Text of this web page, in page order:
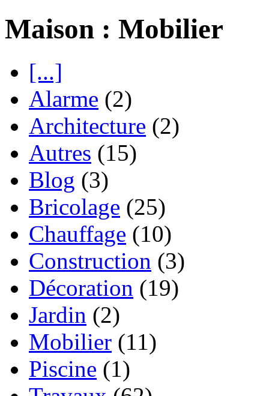
Maison : Mobilier
[...]
Alarme (2)
Architecture (2)
Autres (15)
Blog (3)
Bricolage (25)
Chauffage (10)
Construction (3)
Décoration (19)
Jardin (2)
Mobilier (11)
Piscine (1)